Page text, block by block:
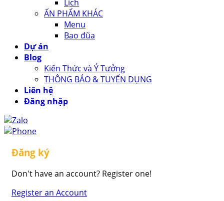
Lịch
ẤN PHẨM KHÁC
Menu
Bao đũa
Dự án
Blog
Kiến Thức và Ý Tưởng
THÔNG BÁO & TUYỂN DỤNG
Liên hệ
Đăng nhập
Đăng ký
Don't have an account? Register one!
Register an Account